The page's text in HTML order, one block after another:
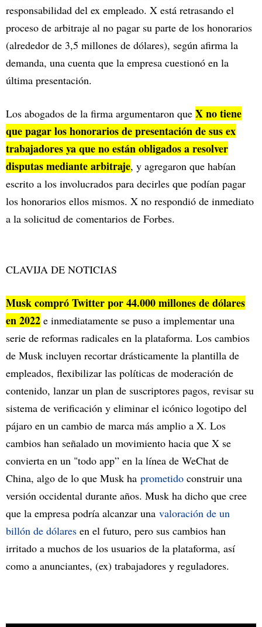
responsabilidad del ex empleado. X está retrasando el
proceso de arbitraje al no pagar su parte de los honorarios
(alrededor de 3,5 millones de dólares), según afirma la
demanda, una cuenta que la empresa cuestionó en la
última presentación.
Los abogados de la firma argumentaron que X no tiene
que pagar los honorarios de presentación de sus ex
trabajadores ya que no están obligados a resolver
disputas mediante arbitraje, y agregaron que habían
escrito a los involucrados para decirles que podían pagar
los honorarios ellos mismos. X no respondió de inmediato
a la solicitud de comentarios de Forbes.
CLAVIJA DE NOTICIAS
Musk compró Twitter por 44.000 millones de dólares
en 2022 e inmediatamente se puso a implementar una
serie de reformas radicales en la plataforma. Los cambios
de Musk incluyen recortar drásticamente la plantilla de
empleados, flexibilizar las políticas de moderación de
contenido, lanzar un plan de suscriptores pagos, revisar su
sistema de verificación y eliminar el icónico logotipo del
pájaro en un cambio de marca más amplio a X. Los
cambios han señalado un movimiento hacia que X se
convierta en un "todo app” en la línea de WeChat de
China, algo de lo que Musk ha prometido construir una
versión occidental durante años. Musk ha dicho que cree
que la empresa podría alcanzar una valoración de un
billón de dólares en el futuro, pero sus cambios han
irritado a muchos de los usuarios de la plataforma, así
como a anunciantes, (ex) trabajadores y reguladores.